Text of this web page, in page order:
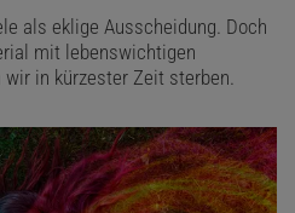
als eklige Ausscheidung. Doch
mit lebenswichtigen
in kürzester Zeit sterben.